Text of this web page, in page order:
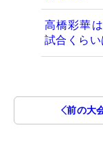
高橋彩華
試合くらい
前の大